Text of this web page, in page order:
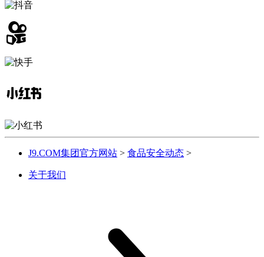
J9.COM集团官方网站 > 食品安全动态 >
关于我们